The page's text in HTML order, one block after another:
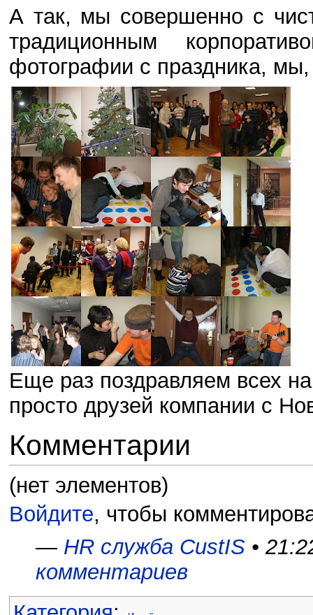
А так, мы совершенно с
традиционным
фотографии с праздника,
Еще раз поздравляем всех
просто друзей компании с
Комментарии
(нет элементов)
Войдите, чтобы
— HR служба CustIS•
комментариев